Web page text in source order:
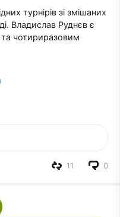
турнірів зі змішаних
Владислав Руднєв є
чотириразовим
0
11